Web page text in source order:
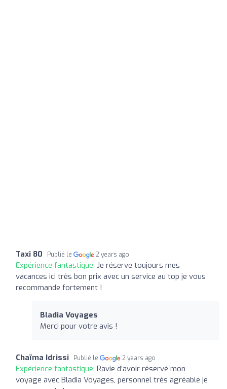
Taxi 80 Publié le 2 years ago
Expérience fantastique: Je réserve toujours mes
vacances ici très bon prix avec un service au top je vous
recommande fortement !
Bladia Voyages
Merci pour votre avis !
Chaïma Idrissi Publié le 2 years ago
Expérience fantastique: Ravie d’avoir réservé mon
voyage avec Bladia Voyages, personnel très agréable je